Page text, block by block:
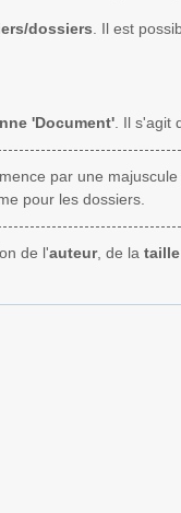
dossiers . Il est
'Document' . Il s'agit
par une
pour les dossiers.
de l'auteur, de la taille